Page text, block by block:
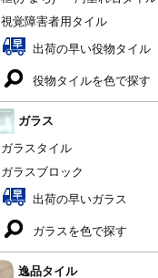
視覚障害者用タイル
出荷の早い役物タイル
役物タイルを色で探す
ガラス
ガラスタイル
ガラスブロック
出荷の早いガラス
ガラスを色で探す
逸品タイル